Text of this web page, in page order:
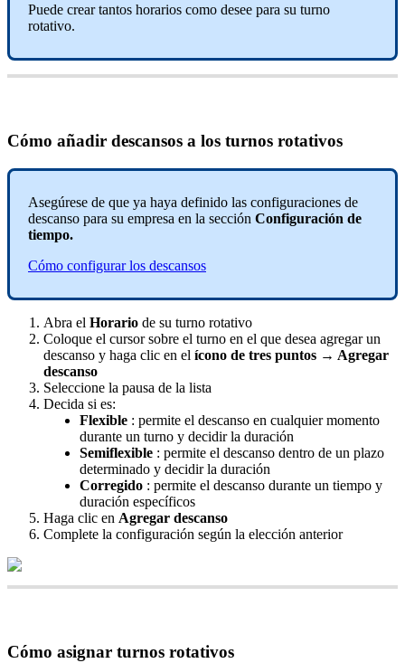
Puede crear tantos horarios como desee para su turno
rotativo.
Cómo añadir descansos a los turnos rotativos
Asegúrese de que ya haya definido las configuraciones de
descanso para su empresa en la sección Configuración de
tiempo.
Cómo configurar los descansos
Abra el Horario de su turno rotativo
Coloque el cursor sobre el turno en el que desea agregar un
descanso y haga clic en el ícono de tres puntos → Agregar
descanso
Seleccione la pausa de la lista
Decida si es:
Flexible : permite el descanso en cualquier momento
durante un turno y decidir la duración
Semiflexible : permite el descanso dentro de un plazo
determinado y decidir la duración
Corregido : permite el descanso durante un tiempo y
duración específicos
Haga clic en Agregar descanso
Complete la configuración según la elección anterior
Cómo asignar turnos rotativos